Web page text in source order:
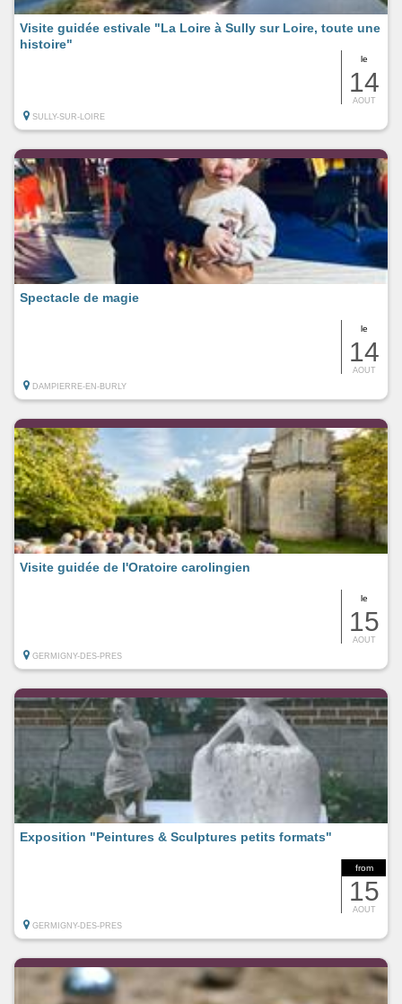
le
14
AOUT
Visite guidée estivale "La Loire à Sully sur Loire, toute une
histoire"
SULLY-SUR-LOIRE
le
14
AOUT
Spectacle de magie
DAMPIERRE-EN-BURLY
le
15
AOUT
Visite guidée de l'Oratoire carolingien
GERMIGNY-DES-PRES
from
15
AOUT
Exposition "Peintures & Sculptures petits formats"
GERMIGNY-DES-PRES